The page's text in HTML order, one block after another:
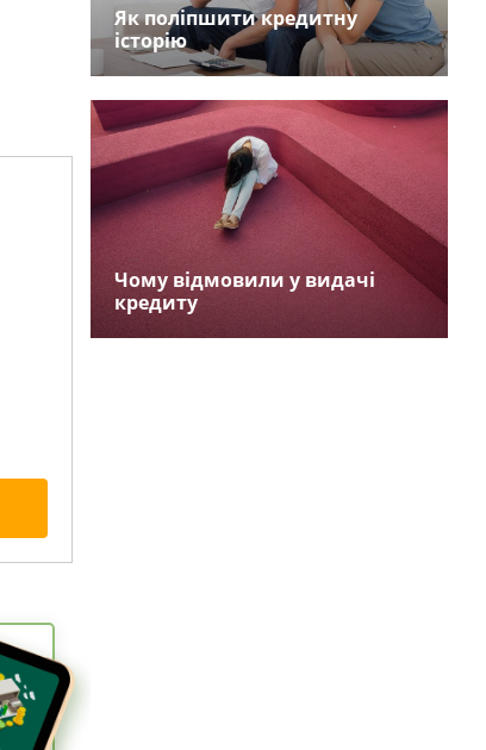
Як поліпшити кредитну
історію
Чому відмовили у видачі
кредиту